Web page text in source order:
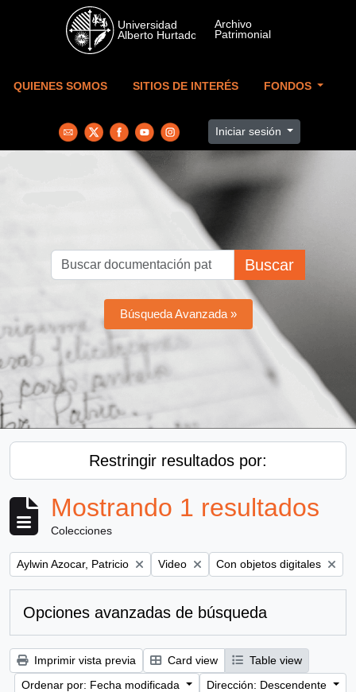
Skip to main content
QUIENES SOMOS SITIOS DE INTERÉS FONDOS
Iniciar sesión
Buscar
Búsqueda Avanzada »
Restringir resultados por:
Mostrando 1 resultados
Colecciones
Remove filter:
Aylwin Azocar, Patricio Remove filter:
Video Remove filter:
Con objetos digitales
Opciones avanzadas de búsqueda
Imprimir vista previa Card view
Table view
Ordenar por: Fecha modificada
Dirección: Descendente